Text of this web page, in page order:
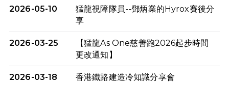
2026-05-10
猛龍視障隊員--鄧炳業的Hyrox賽後分
享
2026-03-25
【猛龍As One慈善跑2026起步時間
更改通知】
2026-03-18 香港鐵路建造冷知識分享會